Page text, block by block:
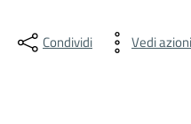
Condividi Vedi azioni